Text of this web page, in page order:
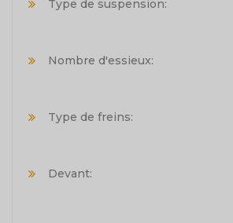
Type de suspension:
Nombre d'essieux:
Type de freins:
Devant: